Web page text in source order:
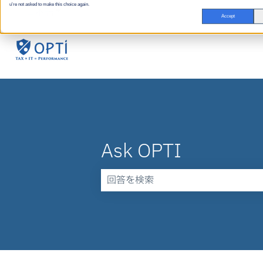
u're not asked to make this choice again.
Accept
Ask OPTI